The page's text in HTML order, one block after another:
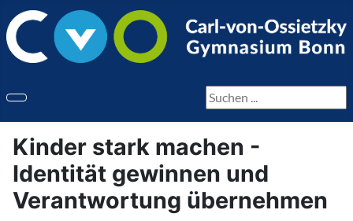
Seite durchsuchen
Kinder stark machen -
Identität gewinnen und
Verantwortung übernehmen